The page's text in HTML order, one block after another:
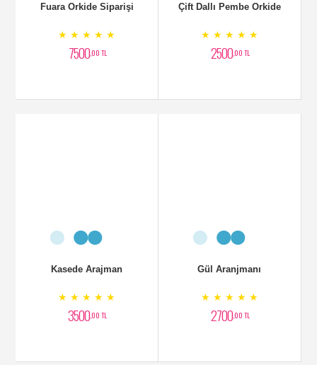
Fuara Orkide Siparişi
★ ★ ★ ★ ★
7500,00 TL
Çift Dallı Pembe Orkide
★ ★ ★ ★ ★
2500,00 TL
Kasede Arajman
★ ★ ★ ★ ★
3500,00 TL
Gül Aranjmanı
★ ★ ★ ★ ★
2700,00 TL